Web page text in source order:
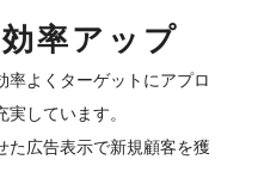
率アップ
率よくターゲットにアプロ
しています。
た広告表示で新規顧客を獲